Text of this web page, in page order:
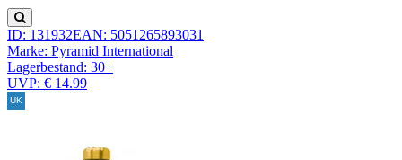
ID: 131932EAN: 5051265893031
Marke: Pyramid International
Lagerbestand: 30+
UVP: € 14.99